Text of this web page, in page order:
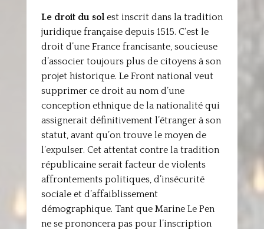
Le droit du solest inscrit dans la tradition
juridique française depuis 1515. C’est le
droit d’une France francisante, soucieuse
d’associer toujours plus de citoyens à son
projet historique. Le Front national veut
supprimer ce droit au nom d’une
conception ethnique de la nationalité qui
assignerait définitivement l’étranger à son
statut, avant qu’on trouve le moyen de
l’expulser. Cet attentat contre la tradition
républicaine serait facteur de violents
affrontements politiques, d’insécurité
sociale et d’affaiblissement
démographique. Tant que Marine Le Pen
ne se prononcera pas pour l’inscription